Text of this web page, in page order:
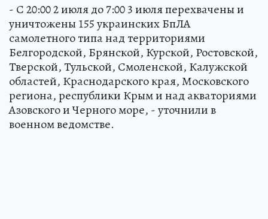
- С 20:00 2 июля до 7:00 3 июля перехвачены и
уничтожены 155 украинских БпЛА
самолетного типа над территориями
Белгородской, Брянской, Курской, Ростовской,
Тверской, Тульской, Смоленской, Калужской
областей, Краснодарского края, Московского
региона, республики Крым и над акваториями
Азовского и Черного море, - уточнили в
военном ведомстве.